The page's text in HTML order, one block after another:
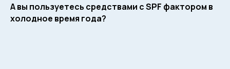
А вы пользуетесь средствами с SPF фактором в
холодное время года?
ООО «ПРЕМЬЕР ЭСТЕТИК»